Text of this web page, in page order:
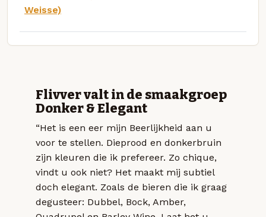
Weisse)
Flivver valt in de smaakgroep
Donker & Elegant
“Het is een eer mijn Beerlijkheid aan u
voor te stellen. Dieprood en donkerbruin
zijn kleuren die ik prefereer. Zo chique,
vindt u ook niet? Het maakt mij subtiel
doch elegant. Zoals de bieren die ik graag
degusteer: Dubbel, Bock, Amber,